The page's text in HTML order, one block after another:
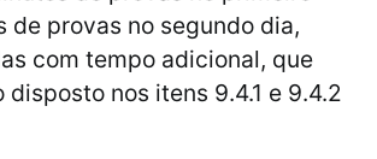
de provas no segundo dia,
com tempo adicional, que
disposto nos itens 9.4.1 e 9.4.2